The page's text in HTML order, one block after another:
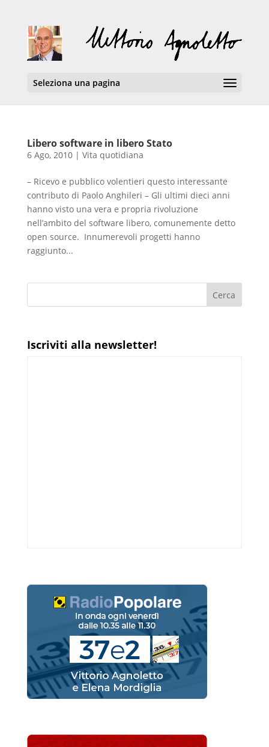
Seleziona una pagina
Libero software in libero Stato
6 Ago, 2010| Vita quotidiana
– Ricevo e pubblico volentieri questo interessante
contributo di Paolo Anghileri – Gli ultimi dieci anni
hanno visto una vera e propria rivoluzione
nell’ambito del software libero, comunemente detto
open source. Innumerevoli progetti hanno
raggiunto...
Iscriviti alla newsletter!